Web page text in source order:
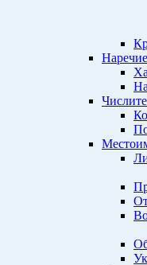
Наречие